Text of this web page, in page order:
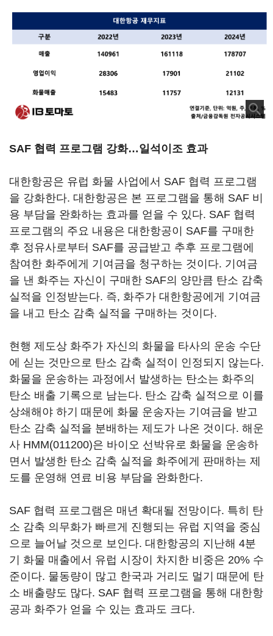
SAF 협력 프로그램 강화…일석이조 효과
대한항공은 유럽 화물 사업에서 SAF 협력 프로그램
을 강화한다. 대한항공은 본 프로그램을 통해 SAF 비
용 부담을 완화하는 효과를 얻을 수 있다. SAF 협력
프로그램의 주요 내용은 대한항공이 SAF를 구매한
후 정유사로부터 SAF를 공급받고 추후 프로그램에
참여한 화주에게 기여금을 청구하는 것이다. 기여금
을 낸 화주는 자신이 구매한 SAF의 양만큼 탄소 감축
실적을 인정받는다. 즉, 화주가 대한항공에게 기여금
을 내고 탄소 감축 실적을 구매하는 것이다.
현행 제도상 화주가 자신의 화물을 타사의 운송 수단
에 싣는 것만으로 탄소 감축 실적이 인정되지 않는다.
화물을 운송하는 과정에서 발생하는 탄소는 화주의
탄소 배출 기록으로 남는다. 탄소 감축 실적으로 이를
상쇄해야 하기 때문에 화물 운송자는 기여금을 받고
탄소 감축 실적을 분배하는 제도가 나온 것이다. 해운
사 HMM(011200)은 바이오 선박유로 화물을 운송하
면서 발생한 탄소 감축 실적을 화주에게 판매하는 제
도를 운영해 연료 비용 부담을 완화한다.
SAF 협력 프로그램은 매년 확대될 전망이다. 특히 탄
소 감축 의무화가 빠르게 진행되는 유럽 지역을 중심
으로 늘어날 것으로 보인다. 대한항공의 지난해 4분
기 화물 매출에서 유럽 시장이 차지한 비중은 20% 수
준이다. 물동량이 많고 한국과 거리도 멀기 때문에 탄
소 배출량도 많다. SAF 협력 프로그램을 통해 대한항
공과 화주가 얻을 수 있는 효과도 크다.